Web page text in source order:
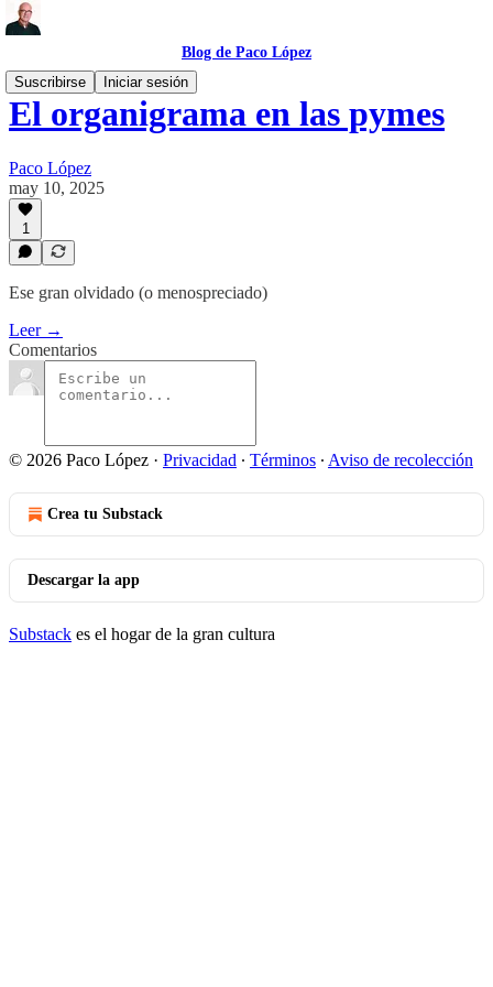
Blog de Paco López
Suscribirse
Iniciar sesión
El organigrama en las pymes
Paco López
may 10, 2025
1
Ese gran olvidado (o menospreciado)
Leer →
Comentarios
© 2026 Paco López · Privacidad ∙ Términos ∙ Aviso de recolección
Crea tu Substack
Descargar la app
Substack es el hogar de la gran cultura